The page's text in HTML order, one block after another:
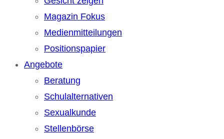
Magazin Fokus
Medienmitteilungen
Positionspapier
Angebote
Beratung
Schulalternativen
Sexualkunde
Stellenbörse